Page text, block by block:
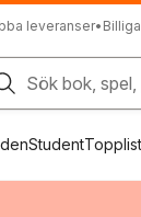
leveranser•
Sök bok,
Student